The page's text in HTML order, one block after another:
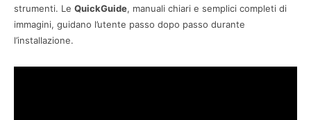
strumenti. Le QuickGuide, manuali chiari e semplici completi di
immagini, guidano l’utente passo dopo passo durante
l’installazione.